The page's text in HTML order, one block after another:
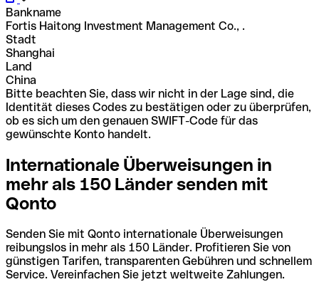
Bankname
Fortis Haitong Investment Management Co., .
Stadt
Shanghai
Land
China
Bitte beachten Sie, dass wir nicht in der Lage sind, die
Identität dieses Codes zu bestätigen oder zu überprüfen,
ob es sich um den genauen SWIFT-Code für das
gewünschte Konto handelt.
Internationale Überweisungen in
mehr als 150 Länder senden mit
Qonto
Senden Sie mit Qonto internationale Überweisungen
reibungslos in mehr als 150 Länder. Profitieren Sie von
günstigen Tarifen, transparenten Gebühren und schnellem
Service. Vereinfachen Sie jetzt weltweite Zahlungen.